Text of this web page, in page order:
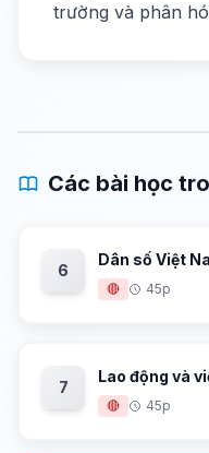
trường và phân
Các bài học
6
Dân số Việt
🔴 45p
7
Lao động và
🔴 45p